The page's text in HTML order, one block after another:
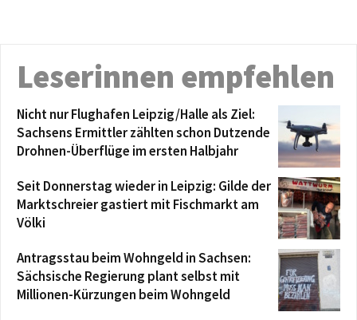
Leserinnen empfehlen
Nicht nur Flughafen Leipzig/Halle als Ziel:
Sachsens Ermittler zählten schon Dutzende
Drohnen-Überflüge im ersten Halbjahr
Seit Donnerstag wieder in Leipzig: Gilde der
Marktschreier gastiert mit Fischmarkt am
Völki
Antragsstau beim Wohngeld in Sachsen:
Sächsische Regierung plant selbst mit
Millionen-Kürzungen beim Wohngeld